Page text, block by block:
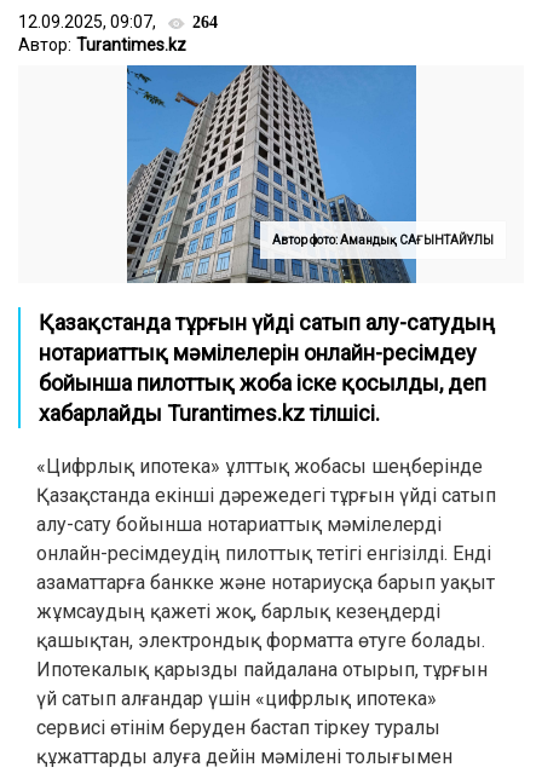
12.09.2025, 09:07, 264
Автор: Turantimes.kz
Автор фото: Амандық САҒЫНТАЙҰЛЫ
Қазақстанда тұрғын үйді сатып алу-сатудың
нотариаттық мәмілелерін онлайн-ресімдеу
бойынша пилоттық жоба іске қосылды, деп
хабарлайды Turantimes.kz тілшісі.
«Цифрлық ипотека» ұлттық жобасы шеңберінде
Қазақстанда екінші дәрежедегі тұрғын үйді сатып
алу-сату бойынша нотариаттық мәмілелерді
онлайн-ресімдеудің пилоттық тетігі енгізілді. Енді
азаматтарға банкке және нотариусқа барып уақыт
жұмсаудың қажеті жоқ, барлық кезеңдерді
қашықтан, электрондық форматта өтуге болады.
Ипотекалық қарызды пайдалана отырып, тұрғын
үй сатып алғандар үшін «цифрлық ипотека»
сервисі өтінім беруден бастап тіркеу туралы
құжаттарды алуға дейін мәмілені толығымен